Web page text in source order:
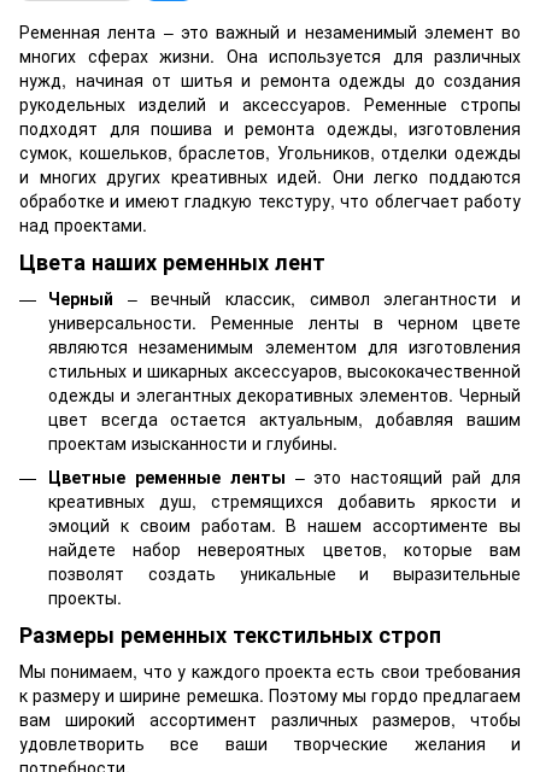
Ременная лента – это важный и незаменимый элемент во
многих сферах жизни. Она используется для различных
нужд, начиная от шитья и ремонта одежды до создания
рукодельных изделий и аксессуаров. Ременные стропы
подходят для пошива и ремонта одежды, изготовления
сумок, кошельков, браслетов, Угольников, отделки одежды
и многих других креативных идей. Они легко поддаются
обработке и имеют гладкую текстуру, что облегчает работу
над проектами.
Цвета наших ременных лент
Черный – вечный классик, символ элегантности и
универсальности. Ременные ленты в черном цвете
являются незаменимым элементом для изготовления
стильных и шикарных аксессуаров, высококачественной
одежды и элегантных декоративных элементов. Черный
цвет всегда остается актуальным, добавляя вашим
проектам изысканности и глубины.
Цветные ременные ленты – это настоящий рай для
креативных душ, стремящихся добавить яркости и
эмоций к своим работам. В нашем ассортименте вы
найдете набор невероятных цветов, которые вам
позволят создать уникальные и выразительные
проекты.
Размеры ременных текстильных строп
Мы понимаем, что у каждого проекта есть свои требования
к размеру и ширине ремешка. Поэтому мы гордо предлагаем
вам широкий ассортимент различных размеров, чтобы
удовлетворить все ваши творческие желания и
потребности.